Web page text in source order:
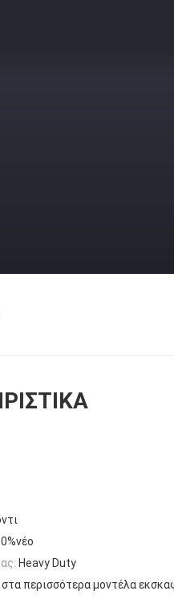
Heavy Duty
στα περισσότερα μοντέλα